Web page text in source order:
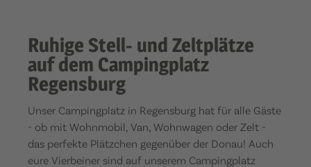
Ruhige Stell- und Zeltplätze
auf dem Campingplatz
Regensburg
Unser Campingplatz in Regensburg hat für alle Gäste
- ob mit Wohnmobil, Van, Wohnwagen oder Zelt -
das perfekte Plätzchen gegenüber der Donau! Auch
eure Vierbeiner sind auf unserem Campingplatz